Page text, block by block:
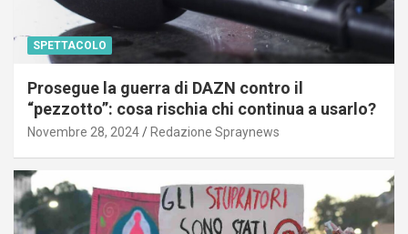
SPETTACOLO
Prosegue la guerra di DAZN contro il
“pezzotto”: cosa rischia chi continua a usarlo?
Novembre 28, 2024 Redazione Spraynews